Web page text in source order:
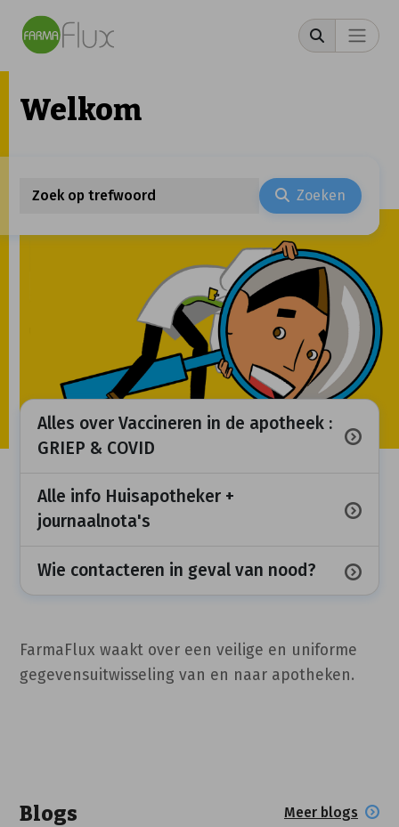
Welkom
FarmaFlux waakt over een veilige en uniforme
gegevensuitwisseling van en naar apotheken.
Alles over Vaccineren in de apotheek :
GRIEP & COVID
Alle info Huisapotheker +
journaalnota's
Wie contacteren in geval van nood?
Zoeken
Blogs Meer blogs